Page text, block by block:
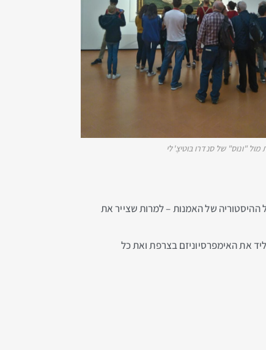
"ונוס" של סנדרו בּוטיצֶ'לי
ההיסטוריה של האמנות – למרות שצייר את
את האימפרסיוניזם בצרפת ואת כל